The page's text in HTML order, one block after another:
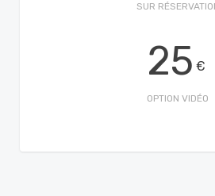
SUR
25 €
OPTION VIDÉO